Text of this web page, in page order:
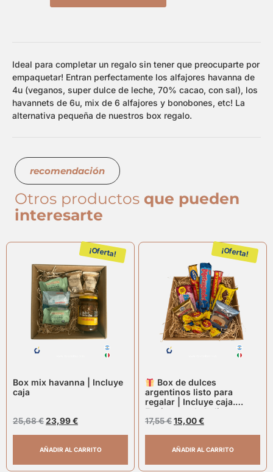
Ideal para completar un regalo sin tener que preocuparte por
empaquetar! Entran perfectamente los alfajores havanna de
4u (veganos, super dulce de leche, 70% cacao, con sal), los
havannets de 6u, mix de 6 alfajores y bonobones, etc! La
alternativa pequeña de nuestros box regalo.
recomendación
Otros productos que pueden
interesarte
¡Oferta!
Box mix havanna | Incluye
caja
25,68€23,99€
AÑADIR AL CARRITO
¡Oferta!
Box de dulces
argentinos listo para
regalar | Incluye caja.
Envíos a toda Italia
17,55€15,00€
AÑADIR AL CARRITO